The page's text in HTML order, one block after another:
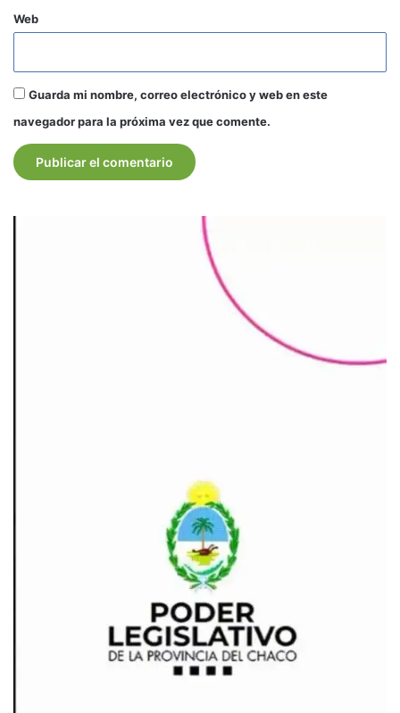
Web
Guarda mi nombre, correo electrónico y web en este
navegador para la próxima vez que comente.